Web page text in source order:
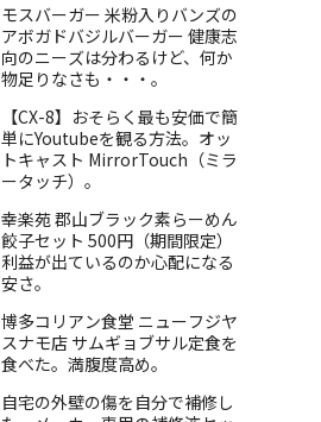
モスバーガー 米粉入りバンズの
アボガドバジルバーガー 健康志
向のニーズは分わるけど、何か
物足りなさも・・・。
【CX-8】おそらく最も安価で簡
単にYoutubeを観る方法。オッ
トキャスト MirrorTouch（ミラ
ータッチ）。
幸楽苑 郡山ブラック素らーめん
餃子セット 500円（期間限定）
利益が出ているのか心配になる
安さ。
博多コリアン食堂 ニューフジヤ
スナモ店 サムギョブサル定食を
食べた。満腹度高め。
自宅の外壁の傷を自分で補修し